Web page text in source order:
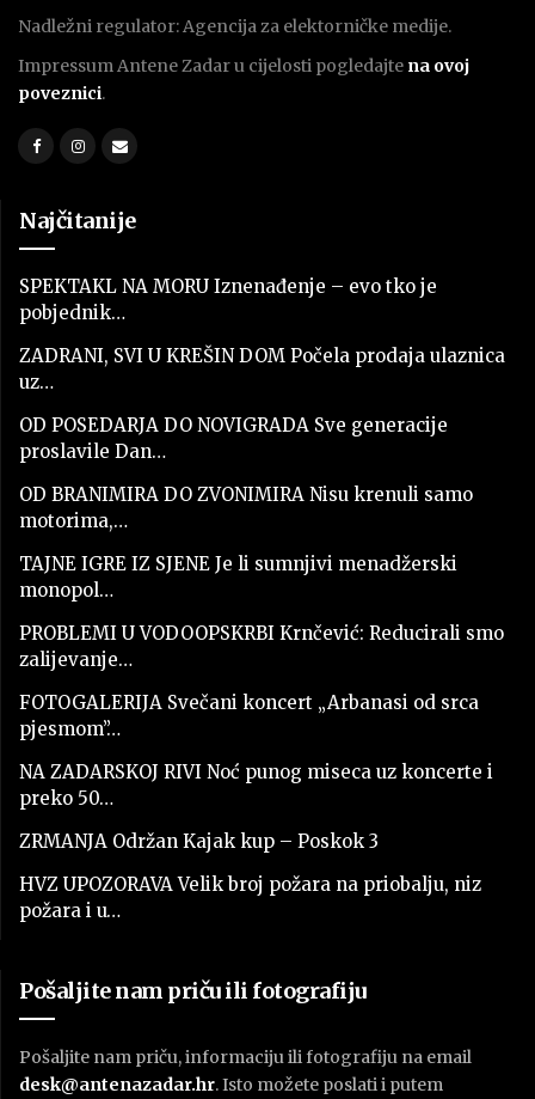
Nadležni regulator: Agencija za elektorničke medije.
Impressum Antene Zadar u cijelosti pogledajte na ovoj
poveznici.
Najčitanije
SPEKTAKL NA MORU Iznenađenje – evo tko je
pobjednik…
ZADRANI, SVI U KREŠIN DOM Počela prodaja ulaznica
uz…
OD POSEDARJA DO NOVIGRADA Sve generacije
proslavile Dan…
OD BRANIMIRA DO ZVONIMIRA Nisu krenuli samo
motorima,…
TAJNE IGRE IZ SJENE Je li sumnjivi menadžerski
monopol…
PROBLEMI U VODOOPSKRBI Krnčević: Reducirali smo
zalijevanje…
FOTOGALERIJA Svečani koncert „Arbanasi od srca
pjesmom”…
NA ZADARSKOJ RIVI Noć punog miseca uz koncerte i
preko 50…
ZRMANJA Održan Kajak kup – Poskok 3
HVZ UPOZORAVA Velik broj požara na priobalju, niz
požara i u…
Pošaljite nam priču ili fotografiju
Pošaljite nam priču, informaciju ili fotografiju na email
desk@antenazadar.hr. Isto možete poslati i putem